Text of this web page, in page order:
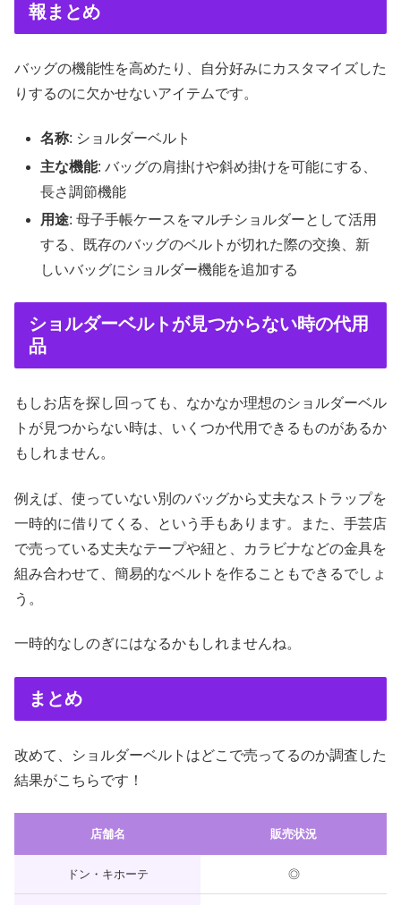
報まとめ
バッグの機能性を高めたり、自分好みにカスタマイズした
りするのに欠かせないアイテムです。
名称: ショルダーベルト
主な機能: バッグの肩掛けや斜め掛けを可能にする、
長さ調節機能
用途: 母子手帳ケースをマルチショルダーとして活用
する、既存のバッグのベルトが切れた際の交換、新
しいバッグにショルダー機能を追加する
ショルダーベルトが見つからない時の代用
品
もしお店を探し回っても、なかなか理想のショルダーベル
トが見つからない時は、いくつか代用できるものがあるか
もしれません。
例えば、使っていない別のバッグから丈夫なストラップを
一時的に借りてくる、という手もあります。また、手芸店
で売っている丈夫なテープや紐と、カラビナなどの金具を
組み合わせて、簡易的なベルトを作ることもできるでしょ
う。
一時的なしのぎにはなるかもしれませんね。
まとめ
改めて、ショルダーベルトはどこで売ってるのか調査した
結果がこちらです！
店舗名 販売状況
ドン・キホーテ ◎